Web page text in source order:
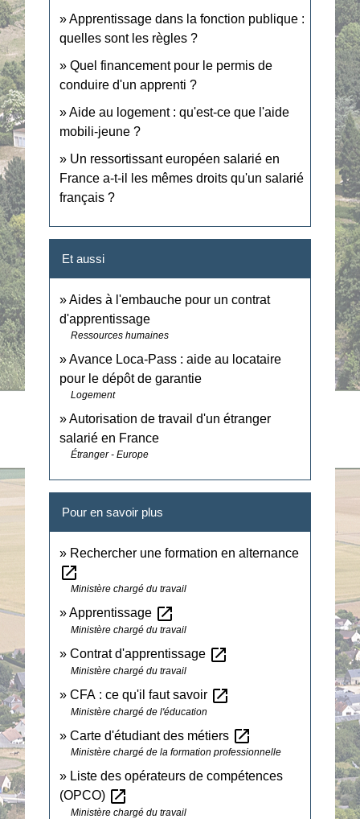
Apprentissage dans la fonction publique :
quelles sont les règles ?
Quel financement pour le permis de
conduire d'un apprenti ?
Aide au logement : qu'est-ce que l'aide
mobili-jeune ?
Un ressortissant européen salarié en
France a-t-il les mêmes droits qu'un salarié
français ?
Et aussi
Aides à l'embauche pour un contrat
d'apprentissage
Ressources humaines
Avance Loca-Pass : aide au locataire
pour le dépôt de garantie
Logement
Autorisation de travail d'un étranger
salarié en France
Étranger - Europe
Pour en savoir plus
Rechercher une formation en alternance
open_in_new
Ministère chargé du travail
Apprentissage open_in_new
Ministère chargé du travail
Contrat d'apprentissage open_in_new
Ministère chargé du travail
CFA : ce qu'il faut savoir open_in_new
Ministère chargé de l'éducation
Carte d'étudiant des métiers open_in_new
Ministère chargé de la formation professionnelle
Liste des opérateurs de compétences
(OPCO) open_in_new
Ministère chargé du travail